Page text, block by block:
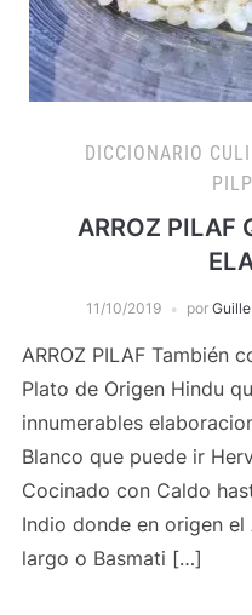
DICCIONARIO
ARROZ PILAF
11/10/2019 por
ARROZ PILAF También
Plato de Origen Hindu
innumerables
Blanco que puede ir
Cocinado con Caldo
Indio donde en origen
largo o Basmati […]